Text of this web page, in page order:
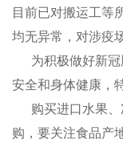
目前已对搬运工等
均无异常，对涉疫
为积极做好新冠
安全和身体健康，
购买进口水果、
购，要关注食品产